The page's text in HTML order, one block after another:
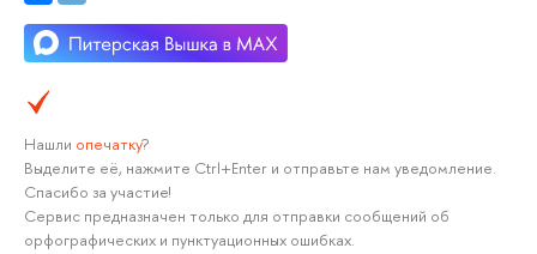
Нашли опечатку?
Выделите её, нажмите Ctrl+Enter и отправьте нам уведомление.
Спасибо за участие!
Сервис предназначен только для отправки сообщений об
орфографических и пунктуационных ошибках.